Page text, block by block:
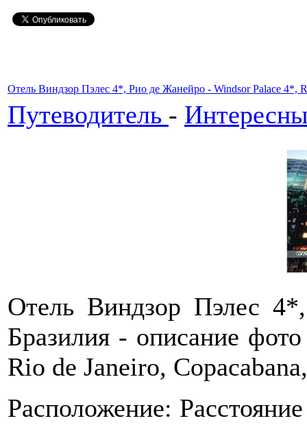
Отель Виндзор Пэлес 4*, Рио де Жанейро - Windsor Palace 4*,
Путеводитель -
Отель Виндзор Пэлес
Бразилия - описание
Rio de Janeiro,
Расположение: